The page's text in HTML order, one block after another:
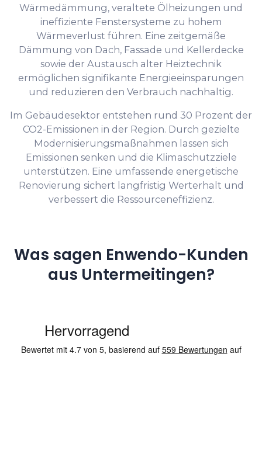
Wärmedämmung, veraltete Ölheizungen und
ineffiziente Fenstersysteme zu hohem
Wärmeverlust führen. Eine zeitgemäße
Dämmung von Dach, Fassade und Kellerdecke
sowie der Austausch alter Heiztechnik
ermöglichen signifikante Energieeinsparungen
und reduzieren den Verbrauch nachhaltig.
Im Gebäudesektor entstehen rund 30 Prozent der
CO2-Emissionen in der Region. Durch gezielte
Modernisierungsmaßnahmen lassen sich
Emissionen senken und die Klimaschutzziele
unterstützen. Eine umfassende energetische
Renovierung sichert langfristig Werterhalt und
verbessert die Ressourceneffizienz.
Was sagen Enwendo-Kunden
aus Untermeitingen?